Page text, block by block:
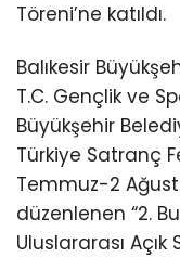
Töreni’ne katıldı.
Balıkesir
T.C. Gençlik ve
Büyükşehir
Türkiye Satranç
Temmuz-2
düzenlenen “2.
Uluslararası